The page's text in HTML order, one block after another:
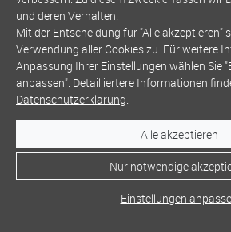
und deren Verhalten.
Mit der Entscheidung für "Alle akzeptieren"
Verwendung aller Cookies zu. Für weitere
Anpassung Ihrer Einstellungen wählen Sie
anpassen". Detailliertere Informationen
Datenschutzerklärung.
Alle akzeptieren
Nur notwendige
Einstellungen